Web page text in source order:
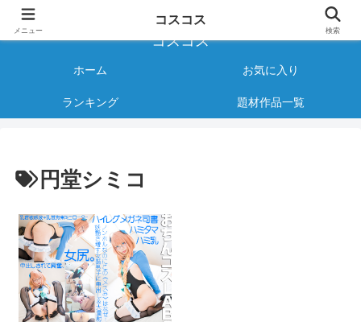
様々なジャンルのコスプレAVをご紹介する情報サイト
コスコス
ホーム お気に入り
ランキング 題材作品一覧
円堂シミコ
メニュー
コスコス
検索